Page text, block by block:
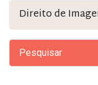
Direito de